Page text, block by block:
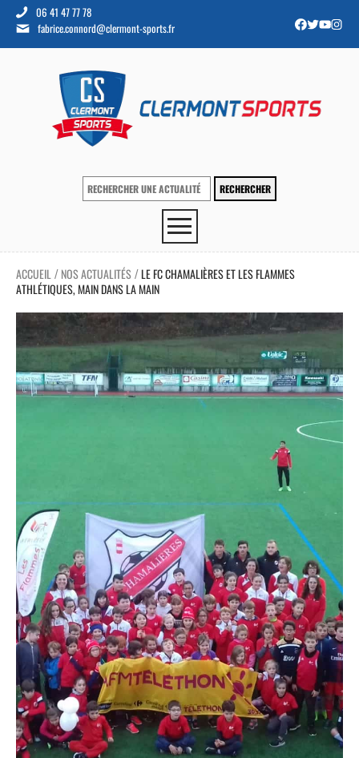
06 41 47 77 78
fabrice.connord@clermont-sports.fr
ACCUEIL / NOS ACTUALITÉS /LE FC CHAMALIÈRES ET LES FLAMMES
ATHLÉTIQUES, MAIN DANS LA MAIN